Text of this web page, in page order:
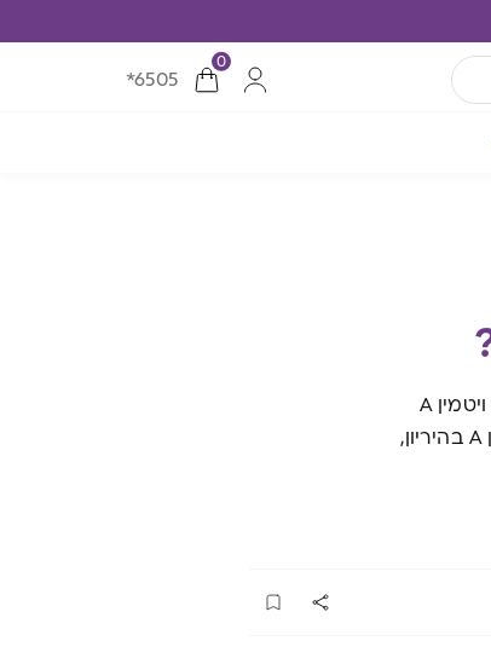
0
*6505
הוא חשוב להתפתחות תקינה, שומר על המערכת החיסונית והוא ממש חיוני לעיניים, אבל ויטמין A
יכול גם להזיק במקרה של עודף. מהם המינונים המומלצים של ויטמין A, איך צורכים ויטמין A בהיריון,